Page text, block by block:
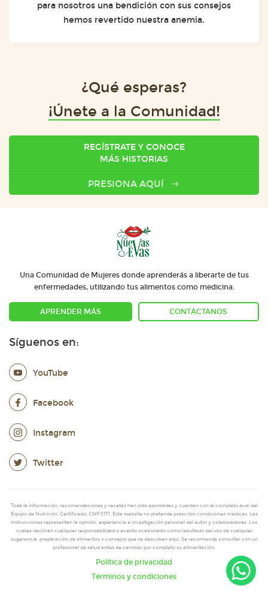
para nosotros una bendición con sus consejos
hemos revertido nuestra anemia.
¿Qué esperas?
¡Únete a la Comunidad!
REGÍSTRATE Y CONOCE
MÁS HISTORIAS
PRESIONA AQUÍ
Una Comunidad de Mujeres donde aprenderás a liberarte de tus
enfermedades, utilizando tus alimentos como medicina.
APRENDER MÁS CONTÁCTANOS
Síguenos en:
YouTube
Facebook
Instagram
Twitter
Toda la información, recomendaciones y recetas han sido aprobadas y cuentan con el completo aval del
Equipo de Nutrición. Certificado: CNP 5171. Esta website no pretende prescribir condiciones médicas. Las
instrucciones representan la opinión, experiencia e investigación personal del autor y colaboradores. Los
cuales declinan cualquier responsabilidad o evento ocasionado como resultado del uso de cualquier
sugerencia, preparación de alimentos o consejos que se describen aquí. Se recomienda consultar con un
profesional de salud antes de cambiar por completo su alimentación.
Política de privacidad
Términos y condiciones